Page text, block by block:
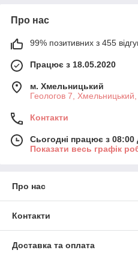
Про нас
99% позитивних з 455
Працює з 18.05.2020
м. Хмельницький
Геологов 7, Хмельницький,
Контакти
Сьогодні працює з 08:00
Показати весь графік
Про нас
Контакти
Доставка та оплата